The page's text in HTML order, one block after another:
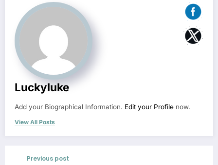
Luckyluke
Add your Biographical Information. Edit your Profile now.
View All Posts
Previous post